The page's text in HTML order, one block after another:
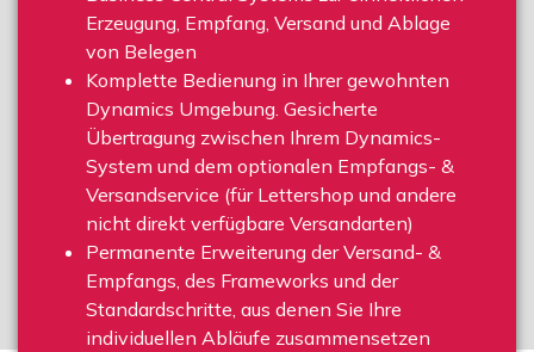
Erzeugung, Empfang, Versand und Ablage
von Belegen
Komplette Bedienung in Ihrer gewohnten
Dynamics Umgebung. Gesicherte
Übertragung zwischen Ihrem Dynamics-
System und dem optionalen Empfangs- &
Versandservice (für Lettershop und andere
nicht direkt verfügbare Versandarten)
Permanente Erweiterung der Versand- &
Empfangs, des Frameworks und der
Standardschritte, aus denen Sie Ihre
individuellen Abläufe zusammensetzen